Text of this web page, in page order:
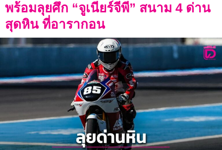
พร้อมลุยศึก “จูเนียร์จีพี” สนาม 4 ด่าน
สุดหิน ที่อารากอน